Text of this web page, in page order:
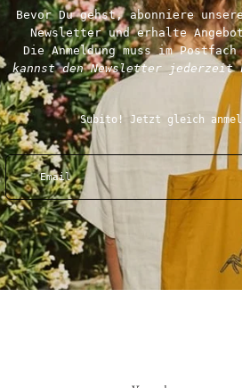
Bevor Du gehst, abonniere
Newsletter und erhalte
Die Anmeldung muss im
kannst den Newsletter jederzeit
Subito! Jetzt gleich
Email